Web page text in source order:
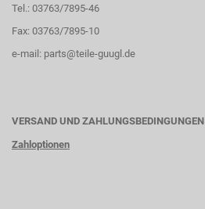
Tel.: 03763/7895-46
Fax: 03763/7895-10
e-mail: parts@teile-guugl.de
VERSAND UND ZAHLUNGSBEDINGUNGEN
Zahloptionen